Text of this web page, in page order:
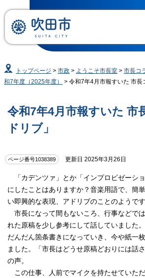
トップページ >市政 > ようこそ市長室 >市長コ
和7年度（2025年度）
> 令和7年4月市報すいた 市長
令和7年4月市報すいた 市
ドリブ」
ページ番号1038389 更新日 2025年3月26日
「カデンツァ」とか「インプロビゼーシ
にしたことはありますか？音楽用語で、簡
い即興的な表現、アドリブのことのようです
市長になって間もないころ、行事などで
れた原稿を少し参考にして話していました
だんだん箇条書きになっていき、今や紙一
ました。「市長はどうせ原稿どおりには話
の声。
この仕事、人前でマイクを持たせていた